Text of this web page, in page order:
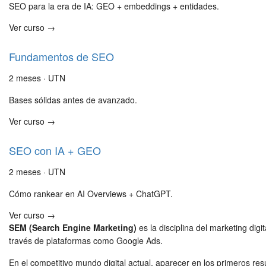
SEO para la era de IA: GEO + embeddings + entidades.
Ver curso →
Fundamentos de SEO
2 meses · UTN
Bases sólidas antes de avanzado.
Ver curso →
SEO con IA + GEO
2 meses · UTN
Cómo rankear en AI Overviews + ChatGPT.
Ver curso →
SEM (Search Engine Marketing) es la disciplina del marketing
través de plataformas como Google Ads.
En el competitivo mundo digital actual, aparecer en los primeros